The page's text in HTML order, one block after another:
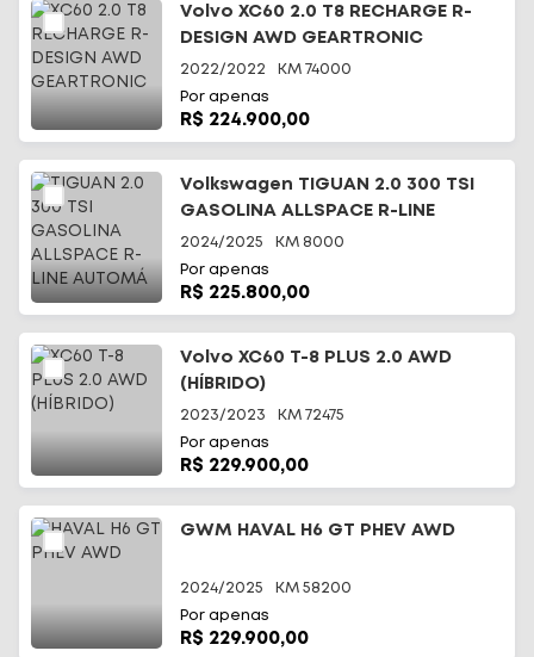
Volvo XC60 2.0 T8 RECHARGE R-
DESIGN AWD GEARTRONIC
2022/2022 KM 74000
Por apenas
R$ 224.900,00
Volkswagen TIGUAN 2.0 300 TSI
GASOLINA ALLSPACE R-LINE
AUTOMÁ
2024/2025 KM 8000
Por apenas
R$ 225.800,00
Volvo XC60 T-8 PLUS 2.0 AWD
(HÍBRIDO)
2023/2023 KM 72475
Por apenas
R$ 229.900,00
GWM HAVAL H6 GT PHEV AWD
2024/2025 KM 58200
Por apenas
R$ 229.900,00